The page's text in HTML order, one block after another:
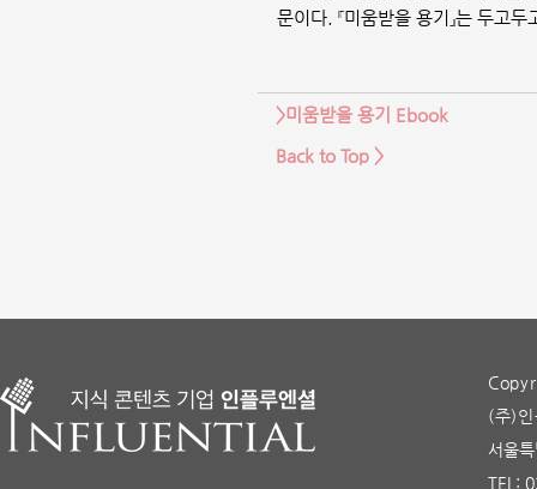
문이다. 『미움받을 용기』는 두고
>미움받을 용기 Ebook
Back to Top >
(주)
서울
TEL: